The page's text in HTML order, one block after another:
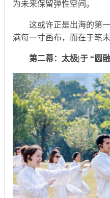
为未来保留弹性空间。
这或许正是出海的第一
满每一寸画布，而在于笔
第二幕：太极|于 “圆